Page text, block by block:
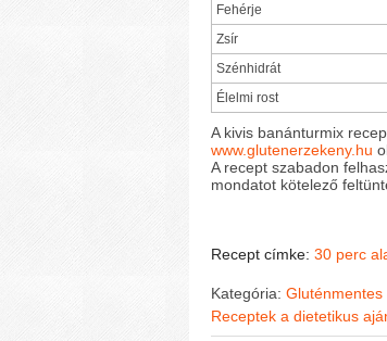
Fehérje
Zsír
Szénhidrát
Élelmi rost
A kivis banánturmix
www.glutenerzekeny.hu
A recept szabadon
mondatot kötelező
Recept címke: 30 perc
Kategória:
Receptek a dietetikus